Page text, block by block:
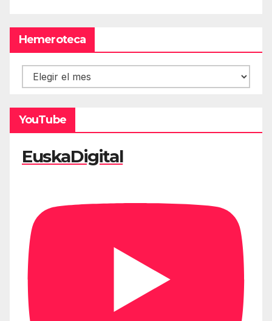
Hemeroteca
Hemeroteca
YouTube
EuskaDigital